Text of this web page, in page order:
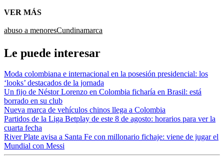
VER MÁS
abuso a menoresCundinamarca
Le puede interesar
Moda colombiana e internacional en la posesión presidencial: los
‘looks’ destacados de la jornada
Un fijo de Néstor Lorenzo en Colombia ficharía en Brasil: está
borrado en su club
Nueva marca de vehículos chinos llega a Colombia
Partidos de la Liga Betplay de este 8 de agosto: horarios para ver la
cuarta fecha
River Plate avisa a Santa Fe con millonario fichaje: viene de jugar el
Mundial con Messi